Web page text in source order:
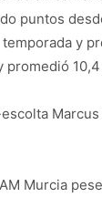
puntos
y
promedió
Murcia